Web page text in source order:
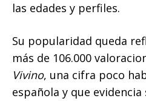
las edades y perfiles.
Su popularidad queda
más de 106.000
Vivino, una cifra poco
española y que